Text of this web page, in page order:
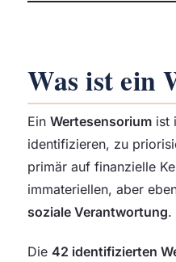
Was ist ein
Ein Wertesensorium ist
identifizieren, zu
primär auf finanzielle
immateriellen, aber
soziale Verantwortung.
Die 42 identifizierten